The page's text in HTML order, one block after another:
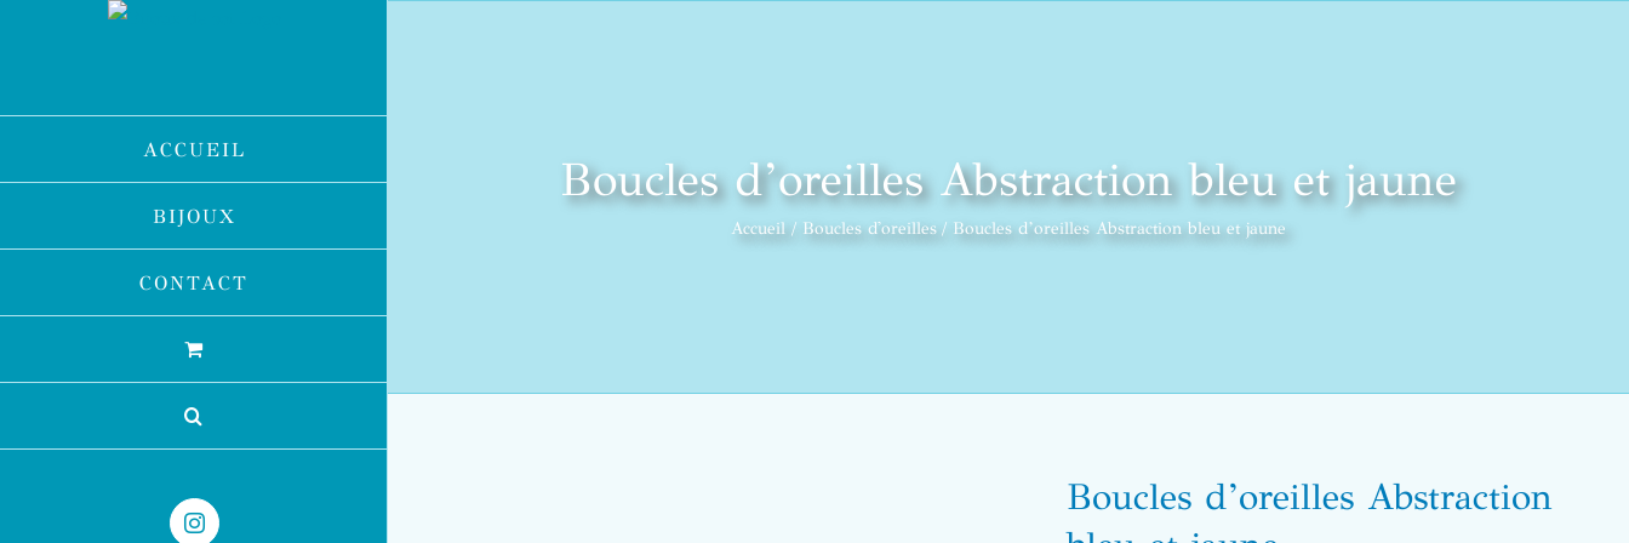
ACCUEIL
BIJOUX
CONTACT
Instagram
Boucles d’oreilles Abstraction bleu et jaune
Accueil Boucles d'oreilles Boucles d’oreilles Abstraction bleu et jaune
Boucles d’oreilles Abstraction